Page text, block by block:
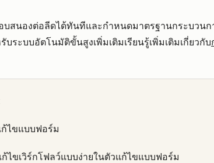
สนองต่อลีดได้ทันทีและกำหนดมาตรฐานกระบวนก
ระบบอัตโนมัติขั้นสูงเพิ่มเติมเรียนรู้เพิ่มเติมเกี่ยวกับ
ก้ไขแบบฟอร์ม
ไขเวิร์กโฟลว์แบบง่ายในตัวแก้ไขแบบฟอร์ม